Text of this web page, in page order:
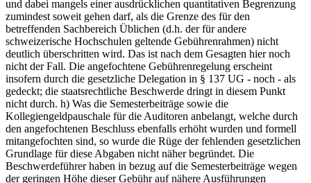
und dabei mangels einer ausdrücklichen quantitativen Begrenzung
zumindest soweit gehen darf, als die Grenze des für den
betreffenden Sachbereich Üblichen (d.h. der für andere
schweizerische Hochschulen geltende Gebührenrahmen) nicht
deutlich überschritten wird. Das ist nach dem Gesagten hier noch
nicht der Fall. Die angefochtene Gebührenregelung erscheint
insofern durch die gesetzliche Delegation in § 137 UG - noch - als
gedeckt; die staatsrechtliche Beschwerde dringt in diesem Punkt
nicht durch. h) Was die Semesterbeiträge sowie die
Kollegiengeldpauschale für die Auditoren anbelangt, welche durch
den angefochtenen Beschluss ebenfalls erhöht wurden und formell
mitangefochten sind, so wurde die Rüge der fehlenden gesetzlichen
Grundlage für diese Abgaben nicht näher begründet. Die
Beschwerdeführer haben in bezug auf die Semesterbeiträge wegen
der geringen Höhe dieser Gebühr auf nähere Ausführungen